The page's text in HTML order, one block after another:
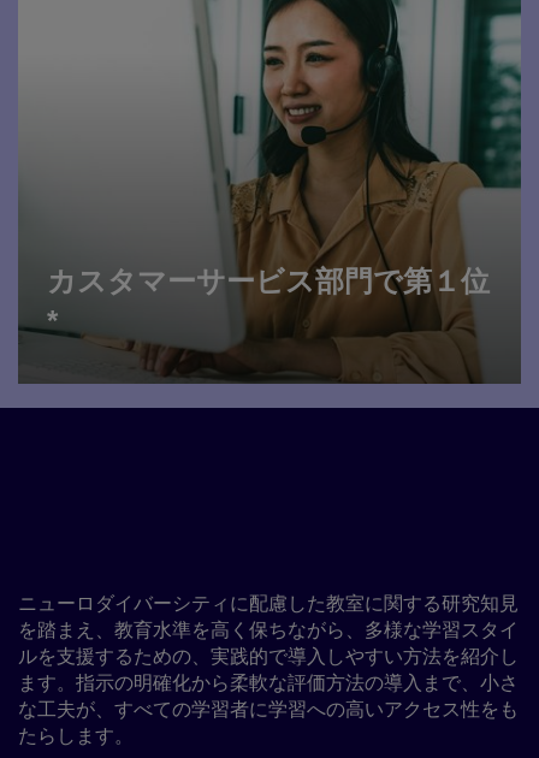
お問い合わせ
カスタマーサービス部門で第１位
*
ニューロダイバーシティに配慮した教室に関する研究知見
を踏まえ、教育水準を高く保ちながら、多様な学習スタイ
ルを支援するための、実践的で導入しやすい方法を紹介し
ます。指示の明確化から柔軟な評価方法の導入まで、小さ
な工夫が、すべての学習者に学習への高いアクセス性をも
たらします。